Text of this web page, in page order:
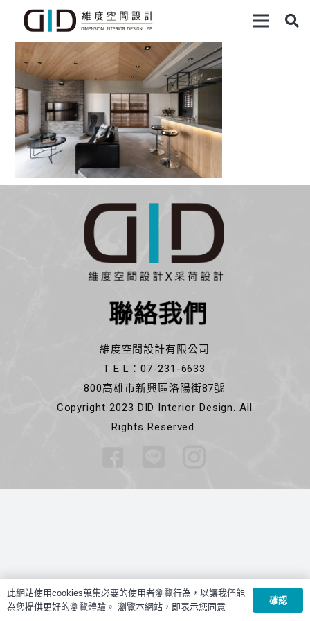
聯絡我們
維度空間設計有限公司
T E L：07-231-6633
800高雄市新興區洛陽街87號
Copyright 2023 DID Interior Design. All
Rights Reserved.
此網站使用cookies蒐集必要的使用者瀏覽行為，以讓我們能
為您提供更好的瀏覽體驗。 瀏覽本網站，即表示您同意
確認